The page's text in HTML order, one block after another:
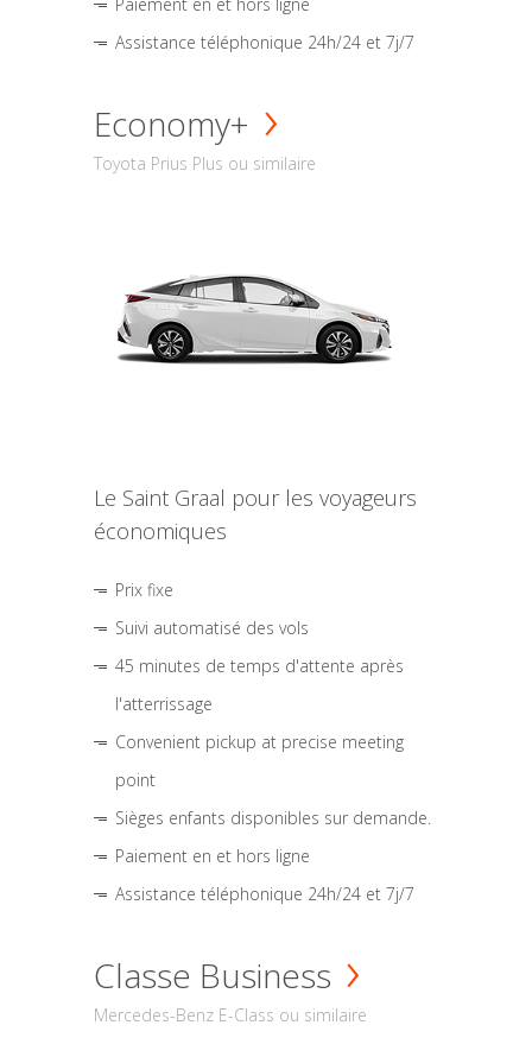
Assistance téléphonique 24h/24 et 7j/7
Economy+
Toyota Prius Plus ou similaire
Le Saint Graal pour les voyageurs
économiques
Prix fixe
Suivi automatisé des vols
45 minutes de temps d'attente après
l'atterrissage
Convenient pickup at precise meeting
point
Sièges enfants disponibles sur demande.
Paiement en et hors ligne
Assistance téléphonique 24h/24 et 7j/7
Classe Business
Mercedes-Benz E-Class ou similaire